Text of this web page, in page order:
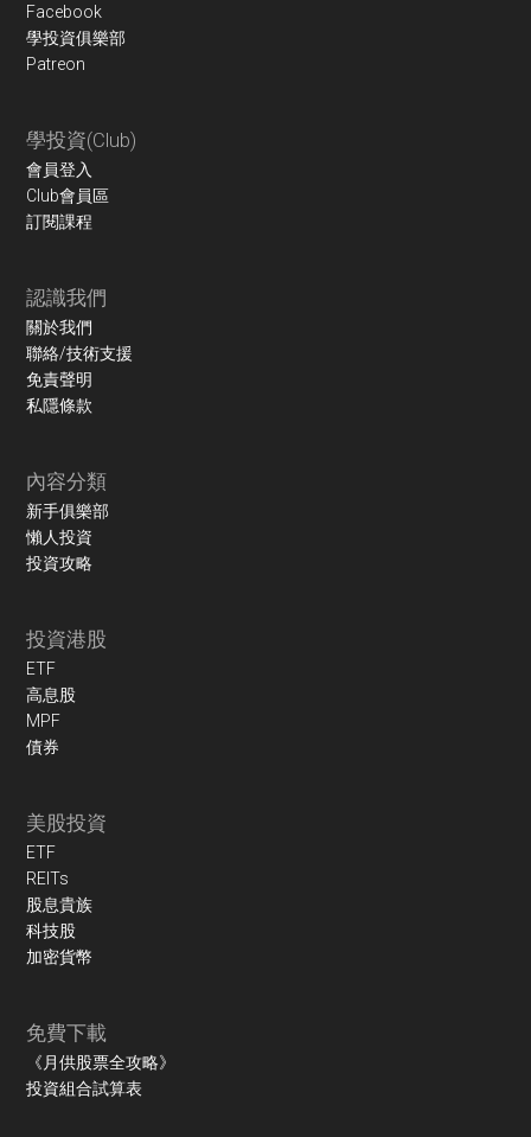
Facebook
學投資俱樂部
Patreon
學投資(Club)
會員登入
Club會員區
訂閱課程
認識我們
關於我們
聯絡/技術支援
免責聲明
私隱條款
內容分類
新手俱樂部
懶人投資
投資攻略
投資港股
ETF
高息股
MPF
債券
美股投資
ETF
REITs
股息貴族
科技股
加密貨幣
免費下載
《月供股票全攻略》
投資組合試算表